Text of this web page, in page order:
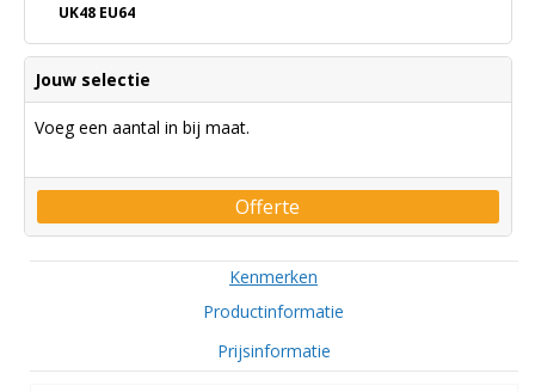
UK48 EU64
Jouw selectie
Voeg een aantal in bij maat.
Offerte
Kenmerken
Productinformatie
Prijsinformatie